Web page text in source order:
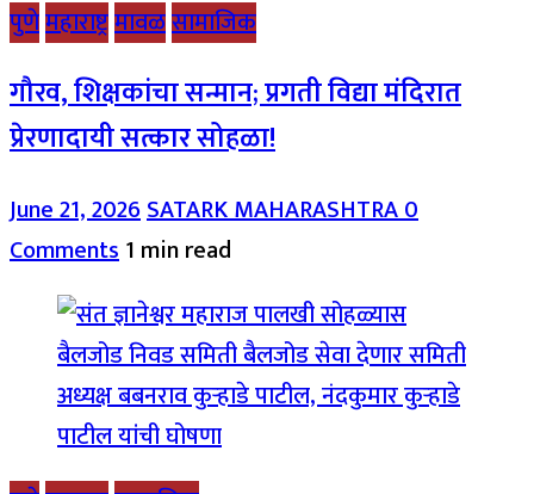
पुणेमहाराष्ट्रमावळसामाजिक
गौरव, शिक्षकांचा सन्मान; प्रगती विद्या मंदिरात
प्रेरणादायी सत्कार सोहळा!
June 21, 2026SATARK MAHARASHTRA0
Comments1 min read